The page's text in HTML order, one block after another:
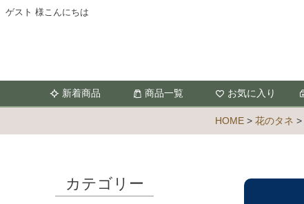
ゲスト 様こんにちは
新着商品 商品一覧 お気に入り
HOME 花のタネ
カテゴリー